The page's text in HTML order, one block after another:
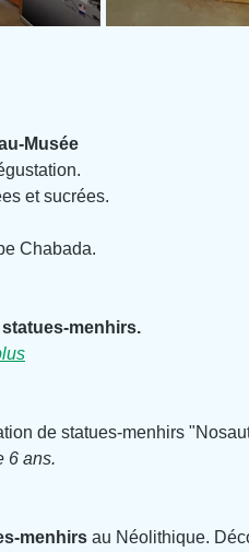
Musée
et sucrées.
Chabada.
menhirs.
de statues-menhirs
6 ans.
menhirs au Néolithique.